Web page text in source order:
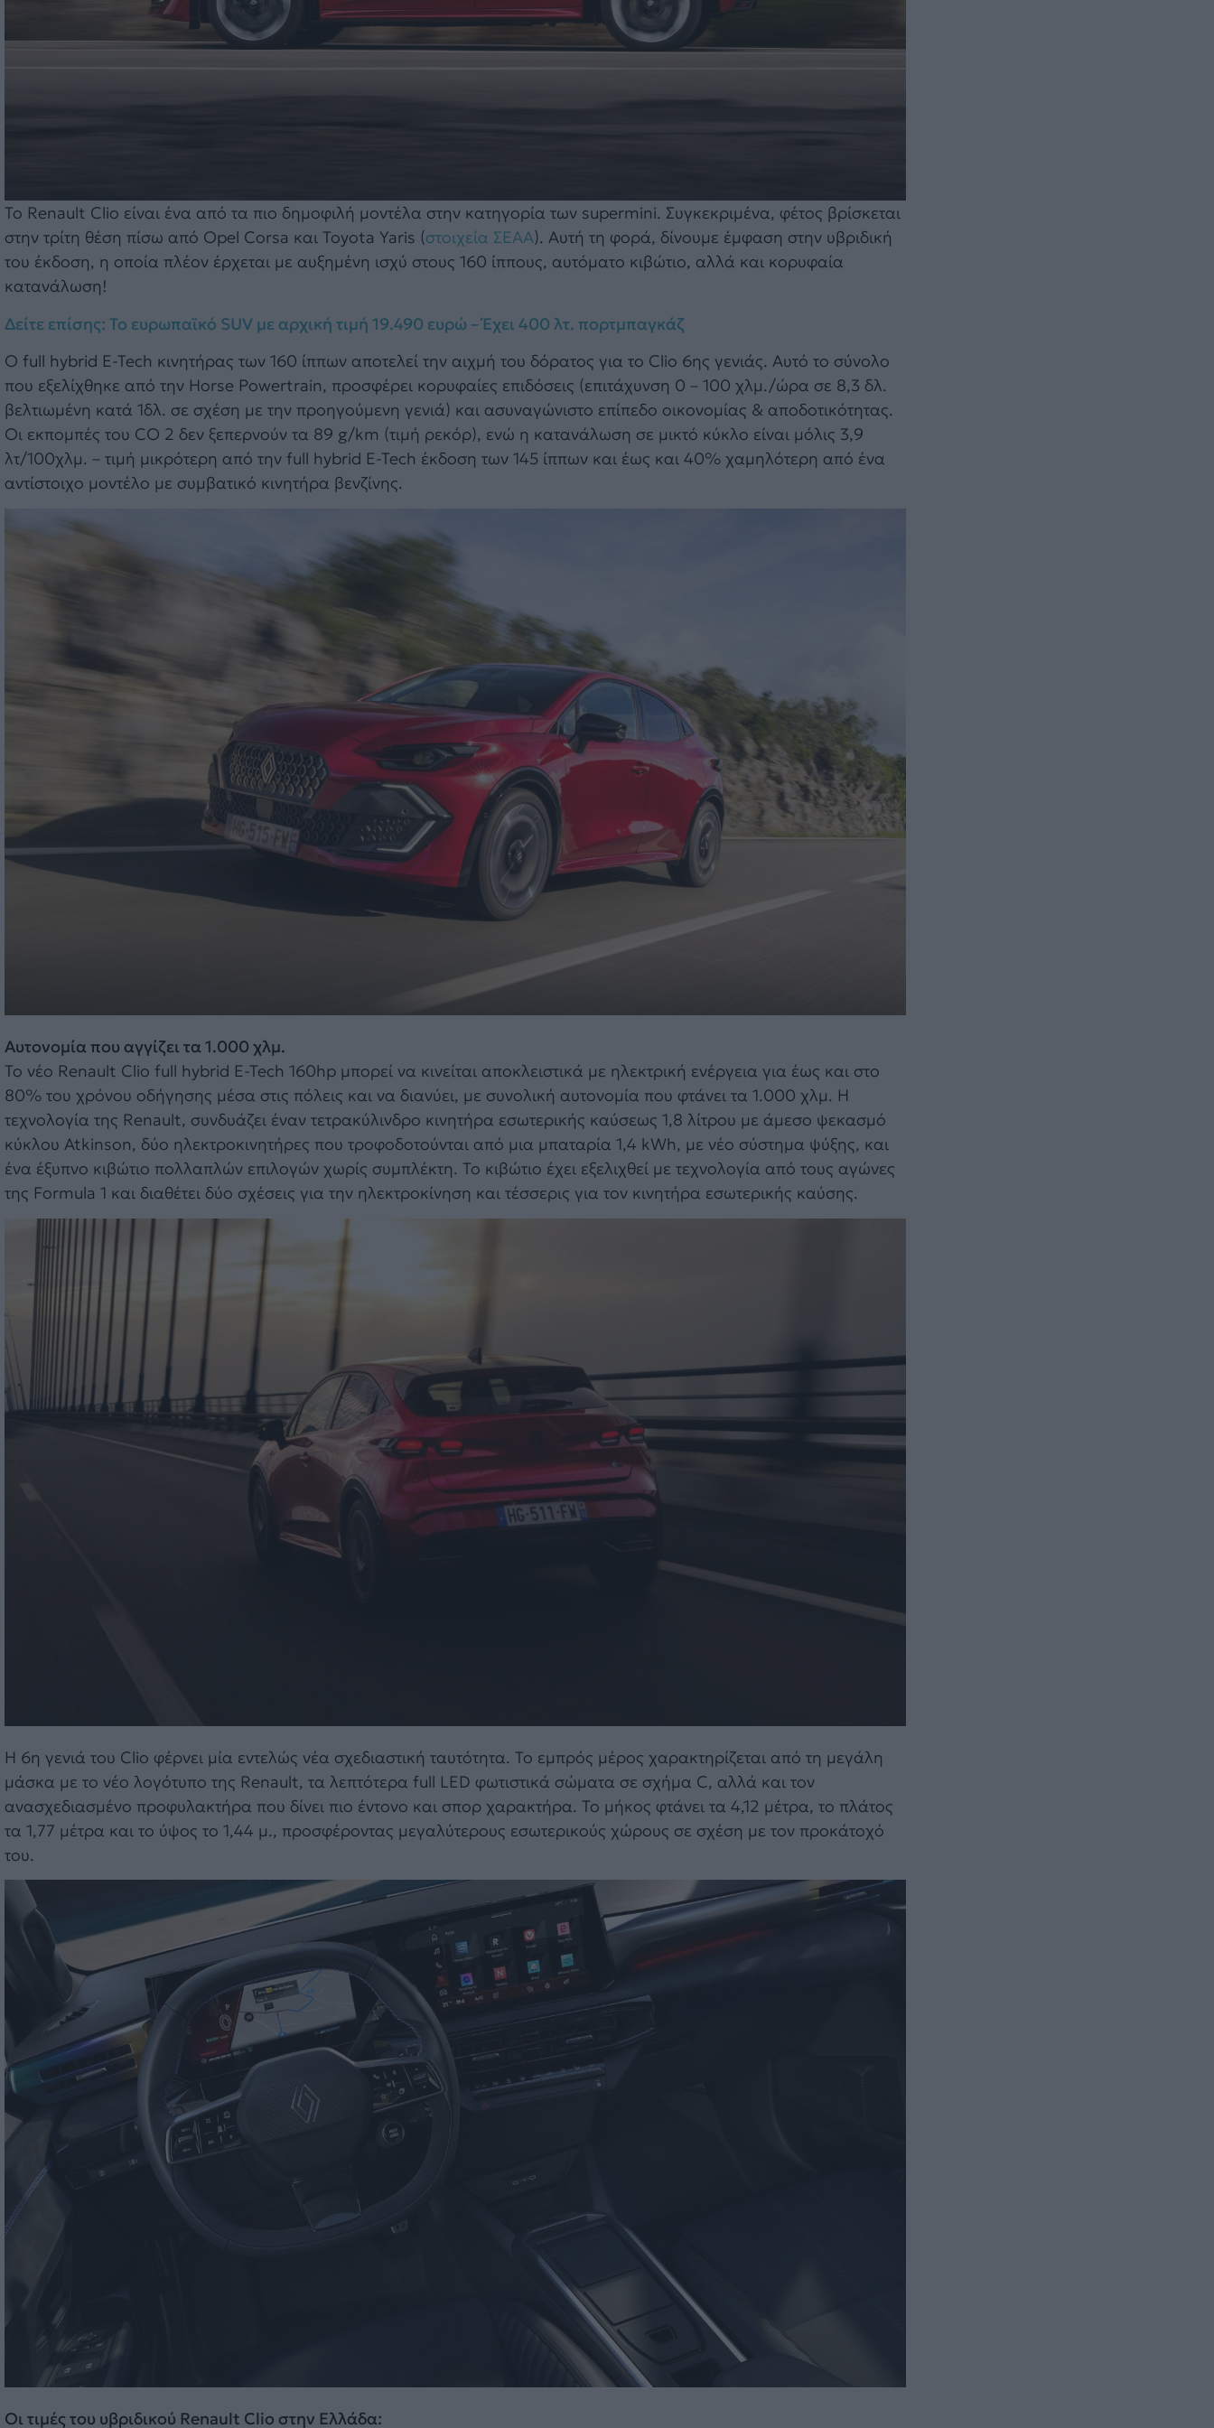
Το Renault Clio είναι ένα από τα πιο δημοφιλή μοντέλα στην κατηγορία των supermini. Συγκεκριμένα, φέτος βρίσκεται
στην τρίτη θέση πίσω από Opel Corsa και Toyota Yaris (στοιχεία ΣΕΑΑ). Αυτή τη φορά, δίνουμε έμφαση στην υβριδική
του έκδοση, η οποία πλέον έρχεται με αυξημένη ισχύ στους 160 ίππους, αυτόματο κιβώτιο, αλλά και κορυφαία
κατανάλωση!
Δείτε επίσης: Το ευρωπαϊκό SUV με αρχική τιμή 19.490 ευρώ – Έχει 400 λτ. πορτμπαγκάζ
Ο full hybrid E-Tech κινητήρας των 160 ίππων αποτελεί την αιχμή του δόρατος για το Clio 6ης γενιάς. Αυτό το σύνολο
που εξελίχθηκε από την Horse Powertrain, προσφέρει κορυφαίες επιδόσεις (επιτάχυνση 0 – 100 χλμ./ώρα σε 8,3 δλ.
βελτιωμένη κατά 1δλ. σε σχέση με την προηγούμενη γενιά) και ασυναγώνιστο επίπεδο οικονομίας & αποδοτικότητας.
Οι εκπομπές του CO 2 δεν ξεπερνούν τα 89 g/km (τιμή ρεκόρ), ενώ η κατανάλωση σε μικτό κύκλο είναι μόλις 3,9
λτ/100χλμ. – τιμή μικρότερη από την full hybrid E-Tech έκδοση των 145 ίππων και έως και 40% χαμηλότερη από ένα
αντίστοιχο μοντέλο με συμβατικό κινητήρα βενζίνης.
Αυτονομία που αγγίζει τα 1.000 χλμ.
Το νέο Renault Clio full hybrid E-Tech 160hp μπορεί να κινείται αποκλειστικά με ηλεκτρική ενέργεια για έως και στο
80% του χρόνου οδήγησης μέσα στις πόλεις και να διανύει, με συνολική αυτονομία που φτάνει τα 1.000 χλμ. Η
τεχνολογία της Renault, συνδυάζει έναν τετρακύλινδρο κινητήρα εσωτερικής καύσεως 1,8 λίτρου με άμεσο ψεκασμό
κύκλου Atkinson, δύο ηλεκτροκινητήρες που τροφοδοτούνται από μια μπαταρία 1,4 kWh, με νέο σύστημα ψύξης, και
ένα έξυπνο κιβώτιο πολλαπλών επιλογών χωρίς συμπλέκτη. Το κιβώτιο έχει εξελιχθεί με τεχνολογία από τους αγώνες
της Formula 1 και διαθέτει δύο σχέσεις για την ηλεκτροκίνηση και τέσσερις για τον κινητήρα εσωτερικής καύσης.
Η 6η γενιά του Clio φέρνει μία εντελώς νέα σχεδιαστική ταυτότητα. Το εμπρός μέρος χαρακτηρίζεται από τη μεγάλη
μάσκα με το νέο λογότυπο της Renault, τα λεπτότερα full LED φωτιστικά σώματα σε σχήμα C, αλλά και τον
ανασχεδιασμένο προφυλακτήρα που δίνει πιο έντονο και σπορ χαρακτήρα. Το μήκος φτάνει τα 4,12 μέτρα, το πλάτος
τα 1,77 μέτρα και το ύψος το 1,44 μ., προσφέροντας μεγαλύτερους εσωτερικούς χώρους σε σχέση με τον προκάτοχό
του.
Οι τιμές του υβριδικού Renault Clio στην Ελλάδα: